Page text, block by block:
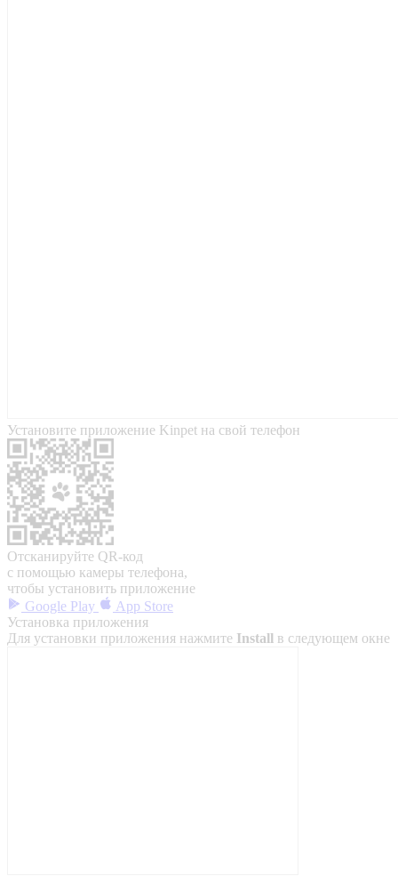
Установите приложение Kinpet на свой телефон
Отсканируйте QR-код
с помощью камеры телефона,
чтобы установить приложение
Google Play
App Store
Установка приложения
Для установки приложения нажмите Install в следующем окне